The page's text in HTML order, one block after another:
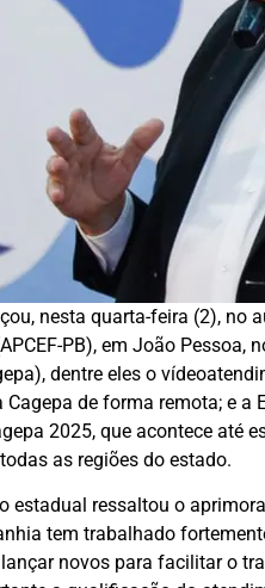
nesta quarta-feira (2), no
PB), em João
dentre eles o
de forma remota; e a
2025, que acontece até
as regiões do estado.
estadual ressaltou o
tem trabalhado
novos para facilitar o